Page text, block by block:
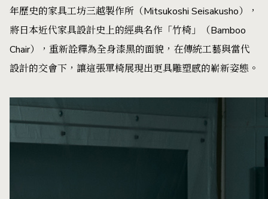
年歷史的家具工坊三越製作所（Mitsukoshi Seisakusho），
將日本近代家具設計史上的經典名作「竹椅」（Bamboo
Chair），重新詮釋為全身漆黑的面貌，在傳統工藝與當代
設計的交會下，讓這張單椅展現出更具雕塑感的嶄新姿態。